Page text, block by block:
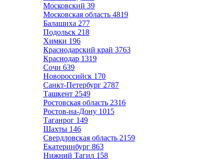
Московский 39
Московская область 4819
Балашиха 277
Подольск 218
Химки 196
Краснодарский край 3763
Краснодар 1319
Сочи 639
Новороссийск 170
Санкт-Петербург 2787
Ташкент 2549
Ростовская область 2316
Ростов-на-Дону 1015
Таганрог 149
Шахты 146
Свердловская область 2159
Екатеринбург 863
Нижний Тагил 158